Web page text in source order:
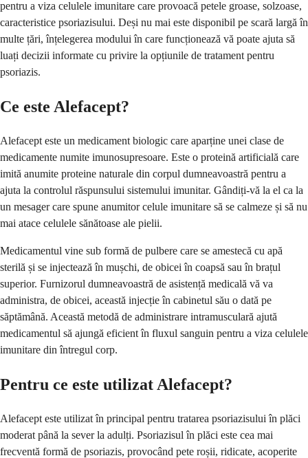
pentru a viza celulele imunitare care provoacă petele groase, solzoase,
caracteristice psoriazisului. Deși nu mai este disponibil pe scară largă în
multe țări, înțelegerea modului în care funcționează vă poate ajuta să
luați decizii informate cu privire la opțiunile de tratament pentru
psoriazis.
Ce este Alefacept?
Alefacept este un medicament biologic care aparține unei clase de
medicamente numite imunosupresoare. Este o proteină artificială care
imită anumite proteine naturale din corpul dumneavoastră pentru a
ajuta la controlul răspunsului sistemului imunitar. Gândiți-vă la el ca la
un mesager care spune anumitor celule imunitare să se calmeze și să nu
mai atace celulele sănătoase ale pielii.
Medicamentul vine sub formă de pulbere care se amestecă cu apă
sterilă și se injectează în mușchi, de obicei în coapsă sau în brațul
superior. Furnizorul dumneavoastră de asistență medicală vă va
administra, de obicei, această injecție în cabinetul său o dată pe
săptămână. Această metodă de administrare intramusculară ajută
medicamentul să ajungă eficient în fluxul sanguin pentru a viza celulele
imunitare din întregul corp.
Pentru ce este utilizat Alefacept?
Alefacept este utilizat în principal pentru tratarea psoriazisului în plăci
moderat până la sever la adulți. Psoriazisul în plăci este cea mai
frecventă formă de psoriazis, provocând pete roșii, ridicate, acoperite